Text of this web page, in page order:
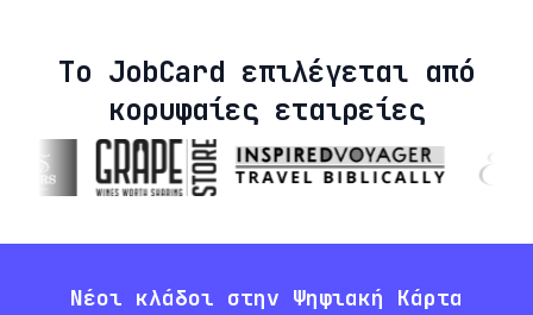
Το JobCard επιλέγεται από
κορυφαίες εταιρείες
Νέοι κλάδοι στην Ψηφιακή Κάρτα